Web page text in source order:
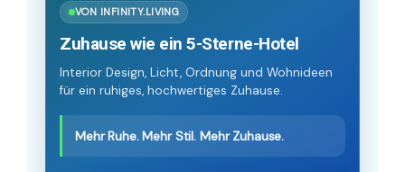
VON INFINITY.LIVING
Zuhause wie ein 5-Sterne-Hotel
Interior Design, Licht, Ordnung und Wohnideen
für ein ruhiges, hochwertiges Zuhause.
Mehr Ruhe. Mehr Stil. Mehr Zuhause.